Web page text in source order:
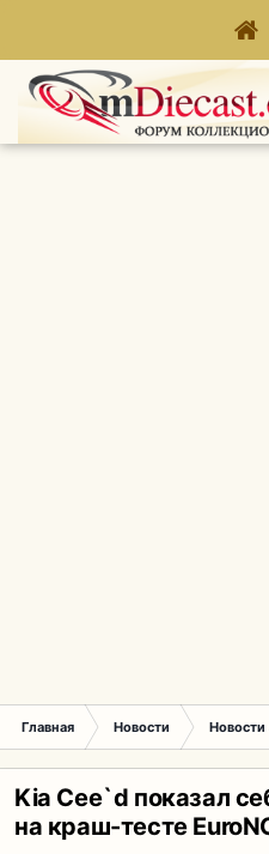
Главная Новости Новости
Kia Cee`d показал
на краш-тесте